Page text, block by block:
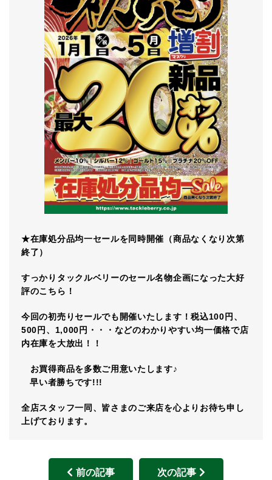
★在庫処分品均一セールを同時開催（商品なくなり次第
終了）
すっかりタックルベリーのセール名物企画になった大好
評のこちら！
今回の初売りセールでも開催いたします！税込100円、
500円、1,000円・・・などのわかりやすい均一価格で店
内在庫を大放出！！
お買得商品を多数ご用意いたします♪
早い者勝ちです!!!
全店スタッフ一同、皆さまのご来店を心よりお待ち申し
上げております。
前の記事 次の記事